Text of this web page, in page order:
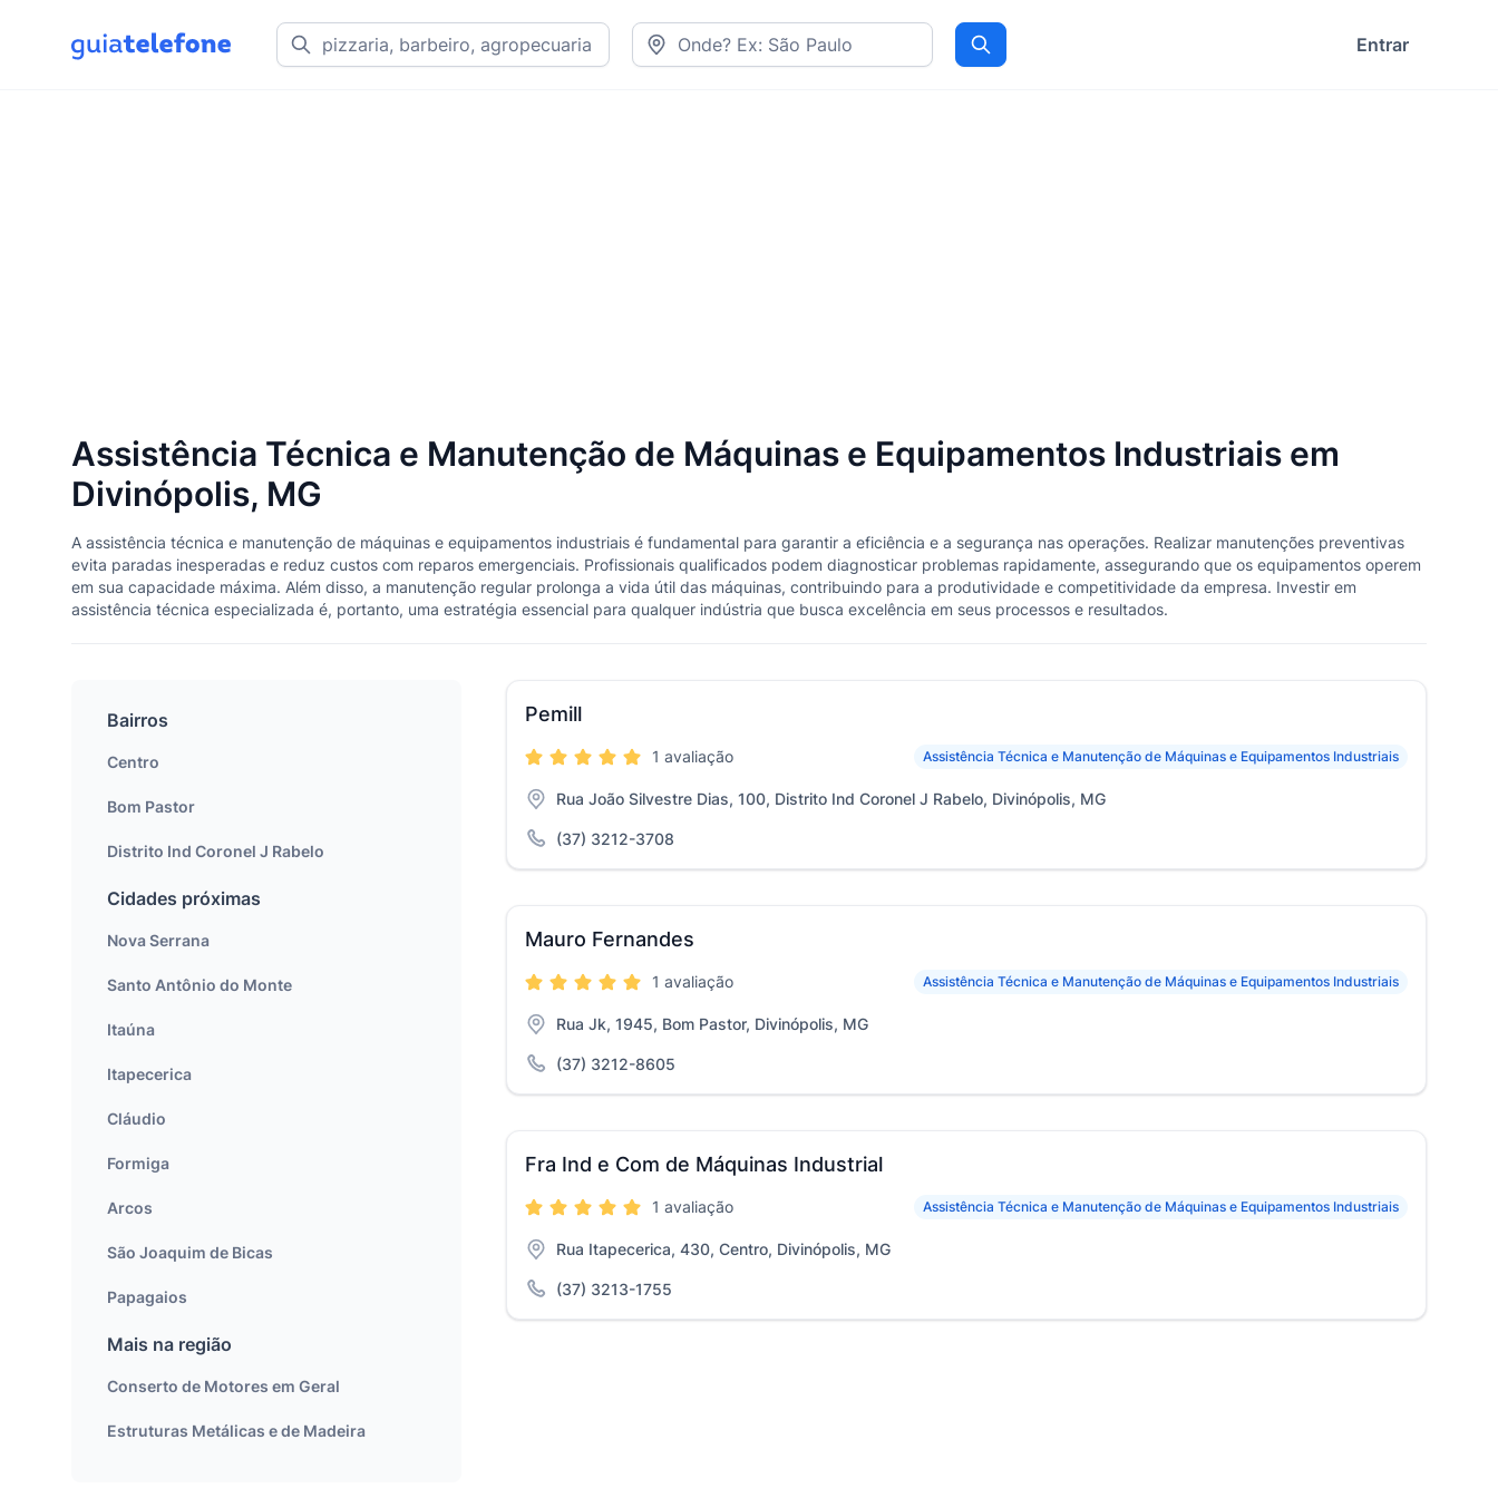
Procurar Entrar
Assistência Técnica e Manutenção de Máquinas e Equipamentos Industriais em
Divinópolis, MG
A assistência técnica e manutenção de máquinas e equipamentos industriais é fundamental para garantir a eficiência e a segurança nas operações. Realizar manutenções preventivas
evita paradas inesperadas e reduz custos com reparos emergenciais. Profissionais qualificados podem diagnosticar problemas rapidamente, assegurando que os equipamentos operem
em sua capacidade máxima. Além disso, a manutenção regular prolonga a vida útil das máquinas, contribuindo para a produtividade e competitividade da empresa. Investir em
assistência técnica especializada é, portanto, uma estratégia essencial para qualquer indústria que busca excelência em seus processos e resultados.
Pemill
Assistência Técnica e Manutenção de Máquinas e Equipamentos Industriais
1 avaliação
Rua João Silvestre Dias, 100, Distrito Ind Coronel J Rabelo, Divinópolis, MG
(37) 3212-3708
Mauro Fernandes
Assistência Técnica e Manutenção de Máquinas e Equipamentos Industriais
1 avaliação
Rua Jk, 1945, Bom Pastor, Divinópolis, MG
(37) 3212-8605
Fra Ind e Com de Máquinas Industrial
Assistência Técnica e Manutenção de Máquinas e Equipamentos Industriais
1 avaliação
Rua Itapecerica, 430, Centro, Divinópolis, MG
(37) 3213-1755
Bairros
Centro
Bom Pastor
Distrito Ind Coronel J Rabelo
Cidades próximas
Nova Serrana
Santo Antônio do Monte
Itaúna
Itapecerica
Cláudio
Formiga
Arcos
São Joaquim de Bicas
Papagaios
Mais na região
Conserto de Motores em Geral
Estruturas Metálicas e de Madeira